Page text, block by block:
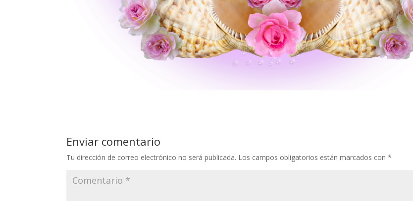
Enviar comentario
Tu dirección de correo electrónico no será publicada. Los campos obligatorios están marcados con*